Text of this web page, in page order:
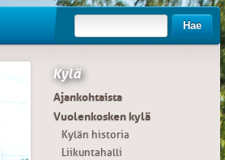
Hae
Kylä
Ajankohtaista
Vuolenkosken kylä
Kylän historia
Liikuntahalli